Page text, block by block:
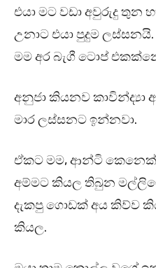
එයා මට වඩා අවුරුදු තුන
උනාට එයා පුදුම
මම අර බැගී ටොප්
අනුජා කියනව කාවින්ද්‍යා
මාර ලස්සනට ඉන්නවා.
ඒකට මම, ආන්ටි කෙනෙක්
අම්මට කියල තිබුන
දැකපු ගොඩක් අය කිව්ව
කියල.